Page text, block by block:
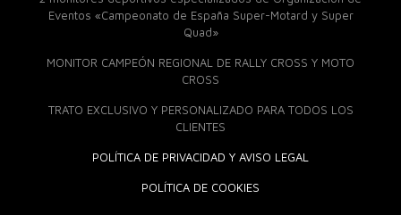
Eventos «Campeonato de España Super-Motard y Super
Quad»
MONITOR CAMPEÓN REGIONAL DE RALLY CROSS Y MOTO
CROSS
TRATO EXCLUSIVO Y PERSONALIZADO PARA TODOS LOS
CLIENTES
POLÍTICA DE PRIVACIDAD Y AVISO LEGAL
POLÍTICA DE COOKIES